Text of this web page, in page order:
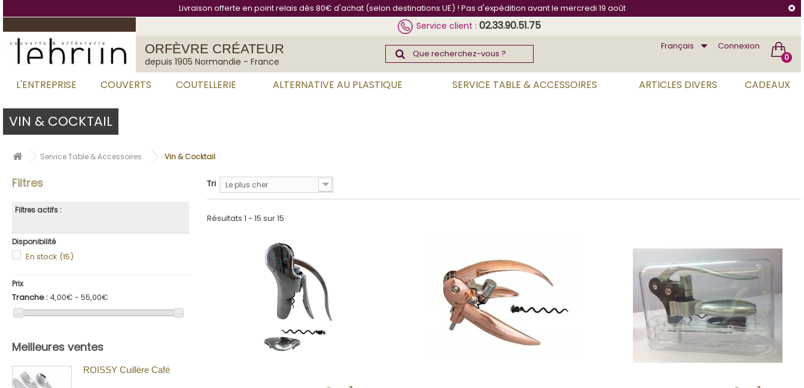
Livraison offerte en point relais dès 80€ d'achat (selon destinations UE) ! Pas d'expédition avant le mercredi 19 août
Service client :02.33.90.51.75
ORFÈVRE CRÉATEUR
depuis 1905 Normandie - France 0
Connexion
Français
L'ENTREPRISE COUVERTS COUTELLERIE ALTERNATIVE AU PLASTIQUE SERVICE TABLE & ACCESSOIRES ARTICLES DIVERS CADEAUX
VIN & COCKTAIL
Service Table & Accessoires Vin & Cocktail
Filtres
Filtres actifs :
Disponibilité
En stock (15)
Prix
Tranche : 4,00€ - 55,00€
Meilleures ventes
ROISSY Cuillère Café
Tri Le plus cher
Résultats 1 - 15 sur 15.
ACHETER ACHETER ACHETER